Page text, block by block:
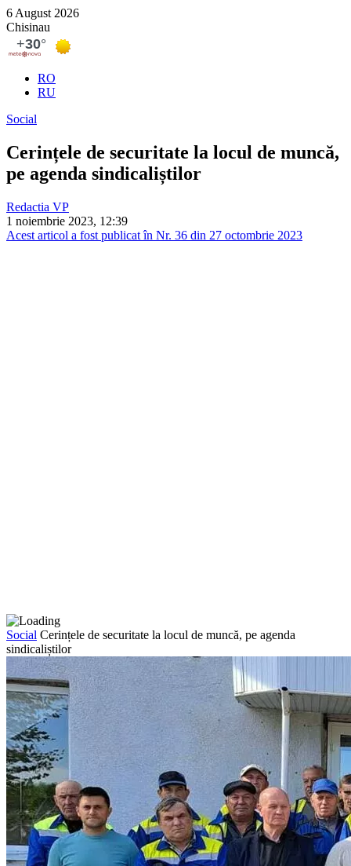
6 August 2026
Chisinau
RO
RU
Social
Cerințele de securitate la locul de muncă,
pe agenda sindicaliștilor
Redactia VP
1 noiembrie 2023, 12:39
Acest articol a fost publicat în Nr. 36 din 27 octombrie 2023
Social Cerințele de securitate la locul de muncă, pe agenda
sindicaliștilor